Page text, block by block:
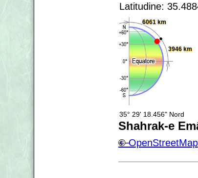
Latitudine:
6061 km
3946 km
35° 29' 18.456" Nord
Shahrak-e
+−
©OpenStreetMap